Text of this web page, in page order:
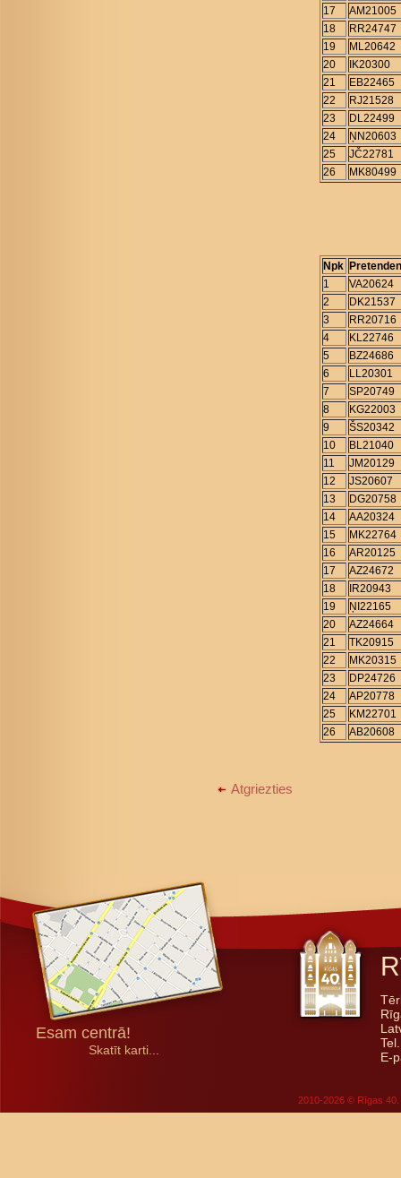
17
AM21005
18
RR24747
19
ML20642
20
IK20300
21
EB22465
22
RJ21528
23
DL22499
24
ŅN20603
25
JČ22781
26
MK80499
Npk
1
VA20624
2
DK21537
3
RR20716
4
KL22746
5
BZ24686
6
LL20301
7
SP20749
8
KG22003
9
ŠS20342
10
BL21040
11
JM20129
12
JS20607
13
DG20758
14
AA20324
15
MK22764
16
AR20125
17
AZ24672
18
IR20943
19
ŅI22165
20
AZ24664
21
TK20915
22
MK20315
23
DP24726
24
AP20778
25
KM22701
26
AB20608
Atgriezties
Esam centrā!
Skatīt karti...
E-
2010-2026 © Rīgas